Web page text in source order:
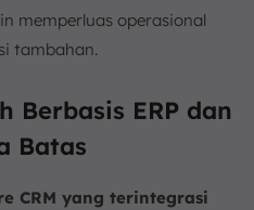
memperluas operasional
tambahan.
Berbasis ERP dan
Batas
CRM yang terintegrasi